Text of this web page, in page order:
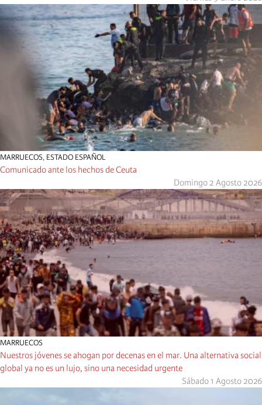
MARRUECOS, ESTADO ESPAÑOL
Comunicado ante los hechos de Ceuta
Domingo 2 Agosto 2026
MARRUECOS
Nuestros jóvenes se ahogan por decenas en el mar. Una alternativa social
global ya no es un lujo, sino una necesidad urgente
Sábado 1 Agosto 2026